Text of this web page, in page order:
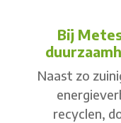
Bij
Naast zo
recyclen,